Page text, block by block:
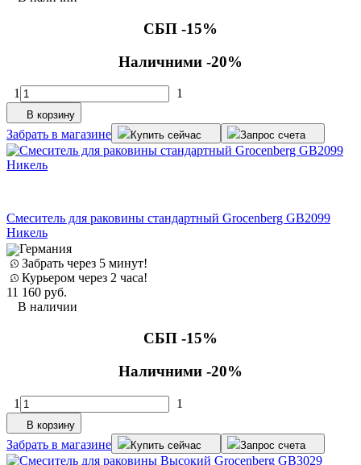
СБП -15%
Наличними -20%
1 1
В корзину
Забрать в магазине Купить сейчас Запрос счета
Смеситель для раковины стандартный Grocenberg GB2099
Никель
Германия
Забрать через 5 минут!
Курьером через 2 часа!
11 160 руб.
В наличии
СБП -15%
Наличними -20%
1 1
В корзину
Забрать в магазине Купить сейчас Запрос счета